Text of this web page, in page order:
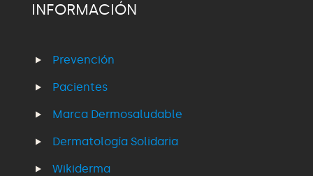
INFORMACIÓN
Prevención
Pacientes
Marca Dermosaludable
Dermatología Solidaria
Wikiderma